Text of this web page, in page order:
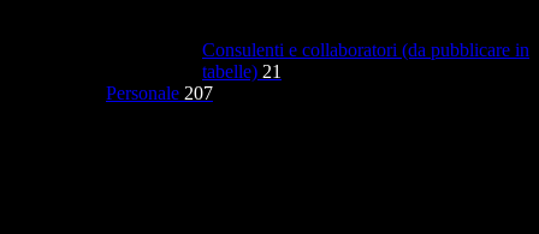
Consulenti e collaboratori (da pubblicare in
tabelle) 21
Personale 207